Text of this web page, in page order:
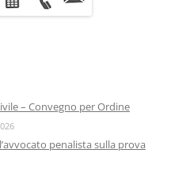
– Convegno per Ordine
penalista sulla prova